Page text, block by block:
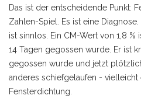
Das ist der entscheidende Punkt:
Zahlen-Spiel. Es ist eine
ist sinnlos. Ein CM-Wert von 1,8
14 Tagen gegossen wurde. Er ist
gegossen wurde und jetzt
anderes schiefgelaufen -
Fensterdichtung.